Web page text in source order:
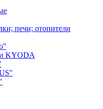
печи; отопители
KYODA